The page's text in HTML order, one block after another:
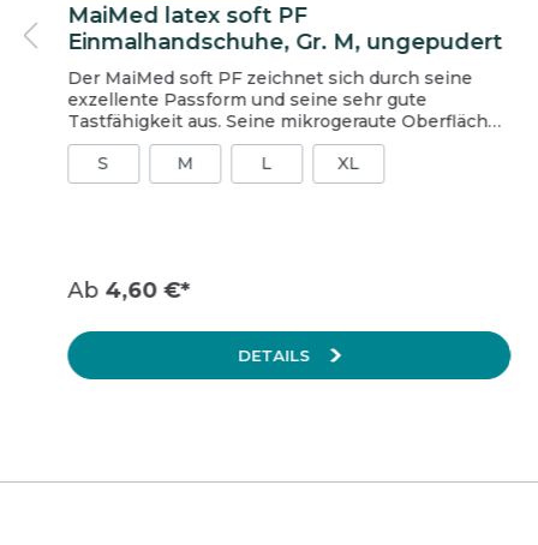
MaiMed latex soft PF
Einmalhandschuhe, Gr. M, ungepudert
Der MaiMed soft PF zeichnet sich durch seine
exzellente Passform und seine sehr gute
Tastfähigkeit aus. Seine mikrogeraute Oberfläche
verleiht ihm zudem eine hohe Griffigkeit.
Insgesamt ist der MaiMed soft PF sehr
strapazierfähig und reißfest. Geeignet für
Datenblatt.
S M L XL
Ab 4,60 €*
DETAILS